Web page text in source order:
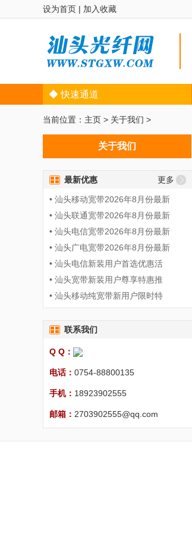
设为首页 | 加入收藏
◆ 快速通道
当前位置： 主页 > 关于我们 >
关于我们
最新优惠 更多
• 汕头移动宽带2026年8月份最新
• 汕头联通宽带2026年8月份最新
• 汕头电信宽带2026年8月份最新
• 汕头广电宽带2026年8月份最新
• 汕头电信新装用户首选优惠活
• 汕头宽带新装用户尊享特惠推
• 汕头移动纯宽带新用户限时特
联系我们
Q Q：
电话： 0754-88800135
手机： 18923902555
邮箱： 2703902555@qq.com